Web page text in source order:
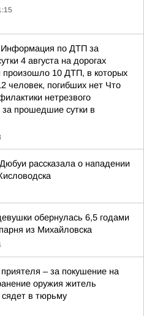
по ДТП за
4 августа на дорогах
произошло 10 ДТП, в которых
человек, погибших нет Что
нетрезвого
прошедшие сутки в
рассказала о нападении
обернулась 6,5 годами
из Михайловска
– за покушение на
оружия житель
в тюрьму